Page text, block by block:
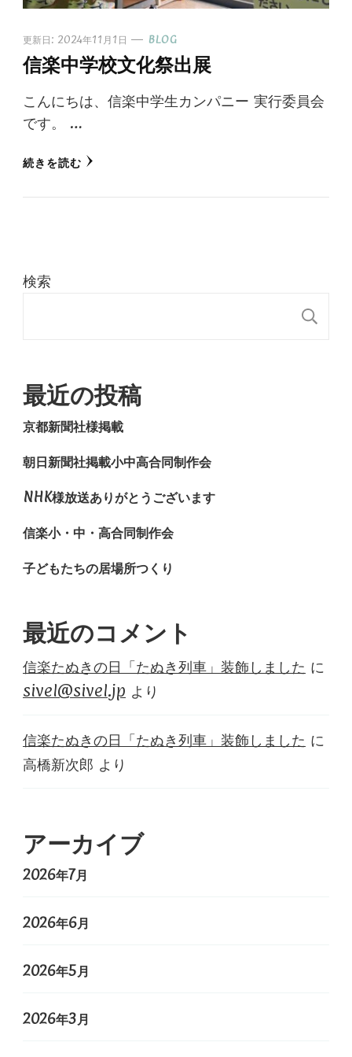
更新日: 2024年11月1日 BLOG
信楽中学校文化祭出展
こんにちは、信楽中学生カンパニー 実行委員会
です。 …
続きを読む
検索
最近の投稿
京都新聞社様掲載
朝日新聞社掲載小中高合同制作会
NHK様放送ありがとうございます
信楽小・中・高合同制作会
子どもたちの居場所つくり
最近のコメント
信楽たぬきの日「たぬき列車」装飾しました に
sivel@sivel.jp より
信楽たぬきの日「たぬき列車」装飾しました に
高橋新次郎 より
アーカイブ
2026年7月
2026年6月
2026年5月
2026年3月